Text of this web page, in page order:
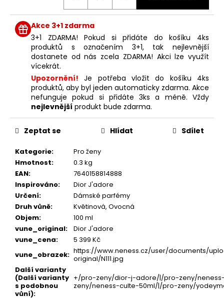
Akce 3+1 zdarma
3+1 ZDARMA! Pokud si přidáte do košíku 4ks
produktů s označením 3+1, tak nejlevnější
dostanete od nás zcela ZDARMA! Akci lze využít
vícekrát.
Upozornění! Je potřeba vložit do košíku 4ks
produktů, aby byl jeden automaticky zdarma. Akce
nefunguje pokud si přidáte 3ks a méně. Vždy
nejlevnější produkt bude zdarma.
Kategorie:
Pro ženy
Hmotnost:
0.3 kg
EAN:
7640158814888
Inspirováno:
Dior J'adore
Určení:
Dámské parfémy
Druh vůně:
Květinová, Ovocná
Objem:
100 ml
vune_original:
Dior J'adore
vune_cena:
5 399 Kč
vune_obrazek: https://www.neness.cz/user/documents/
original/N111.jpg
Další varianty
(Další varianty
s podobnou
vůní):
+/pro-zeny/dior-j-adore/|/pro-zeny/
zeny/neness-culte-50ml/|/pro-zeny/
Zeptat se Hlídat Sdílet
SOL
DE
VERANO
DRAGON
BLOOM